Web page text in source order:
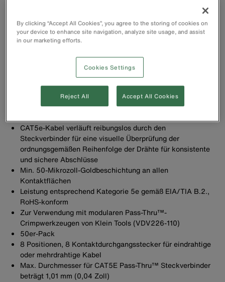
Exklusive Pass-Thru™-Steckverbinder von Klein für die
schnelle und zuverlässige Installation von Steckverbindern
CAT5e-Kabel verläuft reibungslos durch den
Steckverbinder für eine visuelle Überprüfung der
ordnungsgemäßen Reihenfolge der Drähte für konsistente
und sichere Abschlüsse
Min. 50-Mikrozoll-Goldbeschichtung an allen
Kontaktflächen
Leistung entsprechend Kategorie 5e gemäß EIA/TIA B.2.,
RoHS-konform
Zur Verwendung mit modularen Pass-Thru™-
Crimpwerkzeugen von Klein Tools (VDV226-110)
50er-Pack
8 Positionen, 8 Kontaktdurchgangsstecker für eindrahtige
oder mehrdrahtige Kabel
Max. Durchmesser für CAT5E Pass-Thru™ Steckverbinder
beträgt 1,01 mm (0,04 Zoll)
By clicking “Accept All Cookies”, you agree to the storing of cookies on
your device to enhance site navigation, analyze site usage, and assist
in our marketing efforts.
Cookies Settings
Reject All Accept All Cookies